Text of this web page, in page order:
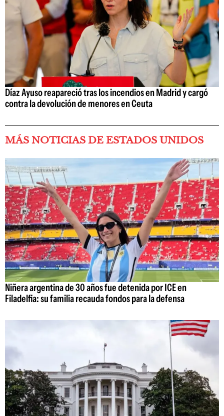
Díaz Ayuso reapareció tras los incendios en Madrid y cargó
contra la devolución de menores en Ceuta
MÁS NOTICIAS DE ESTADOS UNIDOS
Niñera argentina de 30 años fue detenida por ICE en
Filadelfia: su familia recauda fondos para la defensa